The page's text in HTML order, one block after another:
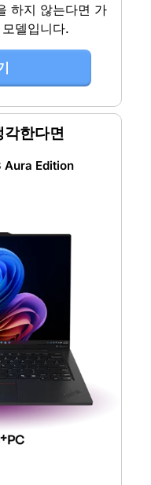
하지 않는다면 가
델입니다.
한다면
Aura Edition